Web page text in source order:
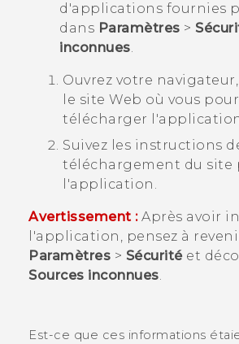
d'applications fournies
dans Paramètres >
inconnues.
Ouvrez votre
le site Web où vous
télécharger
Suivez les instructions
téléchargement du site
l'application.
Avertissement :Après avoir
l'application, pensez à
Paramètres > Sécuritéet
Sources inconnues.
Est-ce que ces informations